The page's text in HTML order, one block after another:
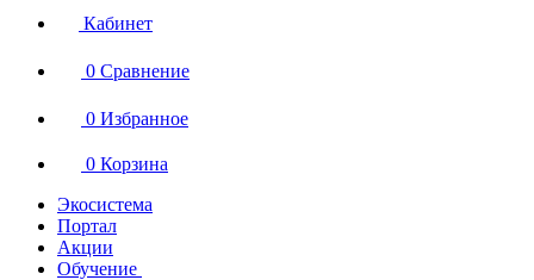
Кабинет
0 Сравнение
0 Избранное
0 Корзина
Экосистема
Портал
Акции
Обучение